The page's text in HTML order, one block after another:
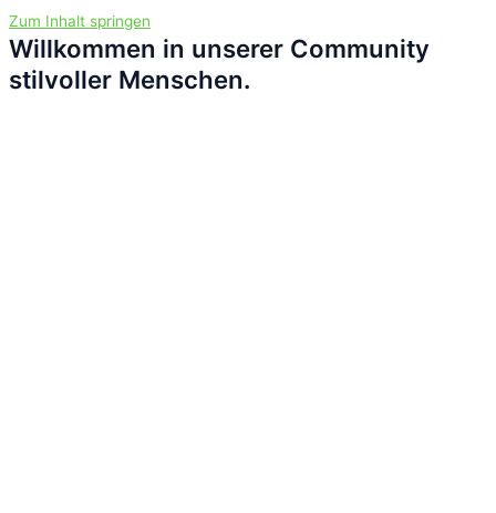
Zum Inhalt springen
Willkommen in unserer Community
stilvoller Menschen.